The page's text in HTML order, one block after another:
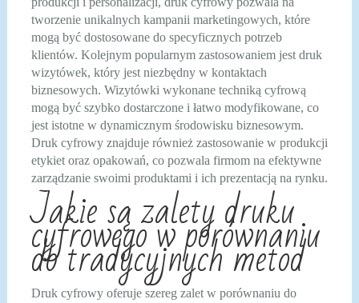
tworzenie unikalnych kampanii marketingowych, które
mogą być dostosowane do specyficznych potrzeb
klientów. Kolejnym popularnym zastosowaniem jest druk
wizytówek, który jest niezbędny w kontaktach
biznesowych. Wizytówki wykonane techniką cyfrową
mogą być szybko dostarczone i łatwo modyfikowane, co
jest istotne w dynamicznym środowisku biznesowym.
Druk cyfrowy znajduje również zastosowanie w produkcji
etykiet oraz opakowań, co pozwala firmom na efektywne
zarządzanie swoimi produktami i ich prezentacją na rynku.
Jakie są zalety druku
cyfrowego w porównaniu
do tradycyjnych metod
Druk cyfrowy oferuje szereg zalet w porównaniu do